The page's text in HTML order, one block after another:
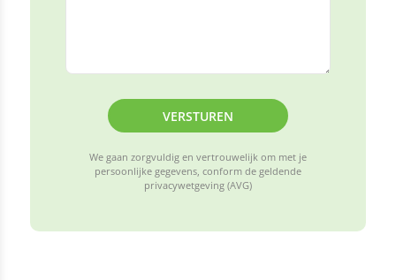
VERSTUREN
We gaan zorgvuldig en vertrouwelijk om met je
persoonlijke gegevens, conform de geldende
privacywetgeving (AVG)